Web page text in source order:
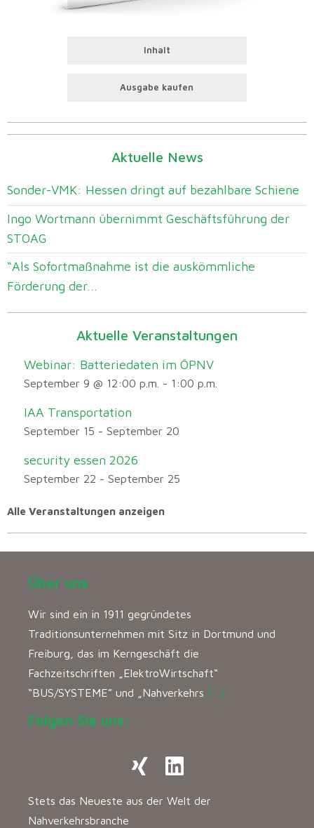
Inhalt
Ausgabe kaufen
Aktuelle News
Sonder-VMK: Hessen dringt auf bezahlbare Schiene
Ingo Wortmann übernimmt Geschäftsführung der
STOAG
“Als Sofortmaßnahme ist die auskömmliche
Förderung der...
Aktuelle Veranstaltungen
Webinar: Batteriedaten im ÖPNV
September 9 @ 12:00 p.m. - 1:00 p.m.
IAA Transportation
September 15 - September 20
security essen 2026
September 22 - September 25
Alle Veranstaltungen anzeigen
Über uns
Wir sind ein in 1911 gegründetes
Traditionsunternehmen mit Sitz in Dortmund und
Freiburg, das im Kerngeschäft die
Fachzeitschriften „ElektroWirtschaft“
“BUS/SYSTEME” und „Nahverkehrs […]
Folgen Sie uns:
Stets das Neueste aus der Welt der
Nahverkehrsbranche